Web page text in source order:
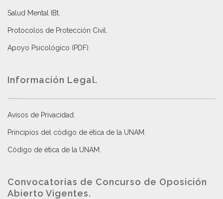
Salud Mental IBt
Protocolos de Protección Civil
Apoyo Psicológico (PDF)
Información Legal.
Avisos de Privacidad
Principios del código de ética de la UNAM
Código de ética de la UNAM
Convocatorias de Concurso de Oposición
Abierto Vigentes.